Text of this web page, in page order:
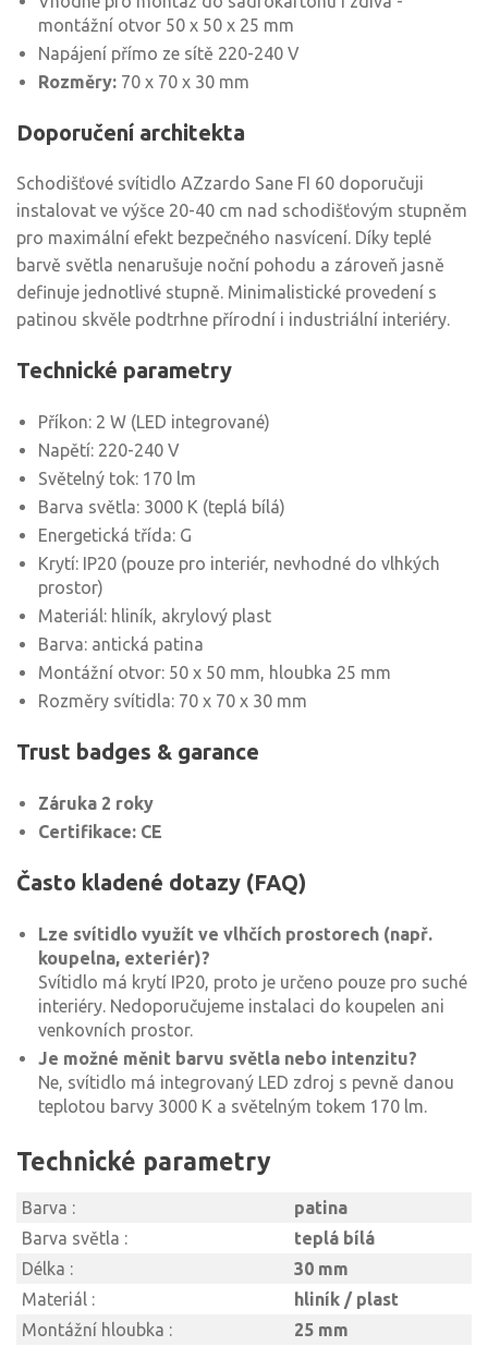
montážní otvor 50 x 50 x 25 mm
Napájení přímo ze sítě 220-240 V
Rozměry: 70 x 70 x 30 mm
Doporučení architekta
Schodišťové svítidlo AZzardo Sane FI 60 doporučuji
instalovat ve výšce 20-40 cm nad schodišťovým stupněm
pro maximální efekt bezpečného nasvícení. Díky teplé
barvě světla nenarušuje noční pohodu a zároveň jasně
definuje jednotlivé stupně. Minimalistické provedení s
patinou skvěle podtrhne přírodní i industriální interiéry.
Technické parametry
Příkon: 2 W (LED integrované)
Napětí: 220-240 V
Světelný tok: 170 lm
Barva světla: 3000 K (teplá bílá)
Energetická třída: G
Krytí: IP20 (pouze pro interiér, nevhodné do vlhkých
prostor)
Materiál: hliník, akrylový plast
Barva: antická patina
Montážní otvor: 50 x 50 mm, hloubka 25 mm
Rozměry svítidla: 70 x 70 x 30 mm
Trust badges & garance
Záruka 2 roky
Certifikace: CE
Často kladené dotazy (FAQ)
Lze svítidlo využít ve vlhčích prostorech (např.
koupelna, exteriér)?
Svítidlo má krytí IP20, proto je určeno pouze pro suché
interiéry. Nedoporučujeme instalaci do koupelen ani
venkovních prostor.
Je možné měnit barvu světla nebo intenzitu?
Ne, svítidlo má integrovaný LED zdroj s pevně danou
teplotou barvy 3000 K a světelným tokem 170 lm.
Technické parametry
Barva :
patina
Barva světla :
teplá bílá
Délka :
30 mm
Materiál :
hliník / plast
Montážní hloubka :
25 mm